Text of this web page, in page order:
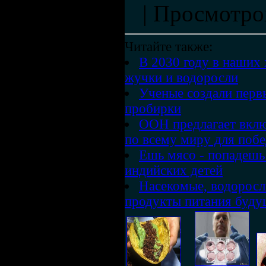
|
Читайте также:
В 2030 году в наших
жучки и водоросли
Ученые создали
пробирки
ООН предлагает
по всему миру для
Ешь мясо -
индийских детей
Насекомые,
продукты питания